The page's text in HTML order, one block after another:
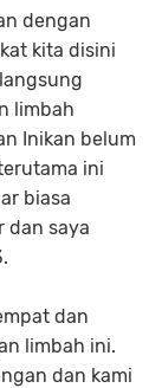
dengan
kita disini
limbah
Inikan belum
ini
biasa
dan saya
dan
limbah ini.
dan kami